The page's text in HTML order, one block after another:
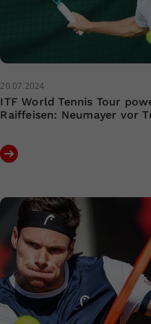
20.07.2024
ITF World Tennis Tour
Raiffeisen: Neumayer vor